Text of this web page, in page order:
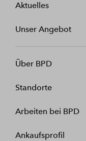
Aktuelles
Unser Angebot
Über BPD
Standorte
Arbeiten bei BPD
Ankaufsprofil